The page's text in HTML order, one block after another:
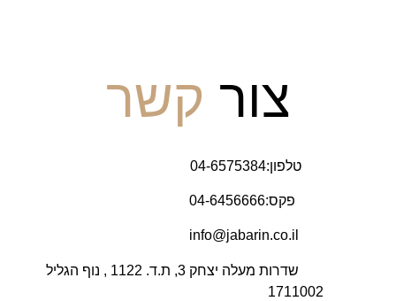
צור קשר
טלפון:04-6575384
פקס:04-6456666
info@jabarin.co.il
שדרות מעלה יצחק 3, ת.ד. 1122 , נוף הגליל
1711002